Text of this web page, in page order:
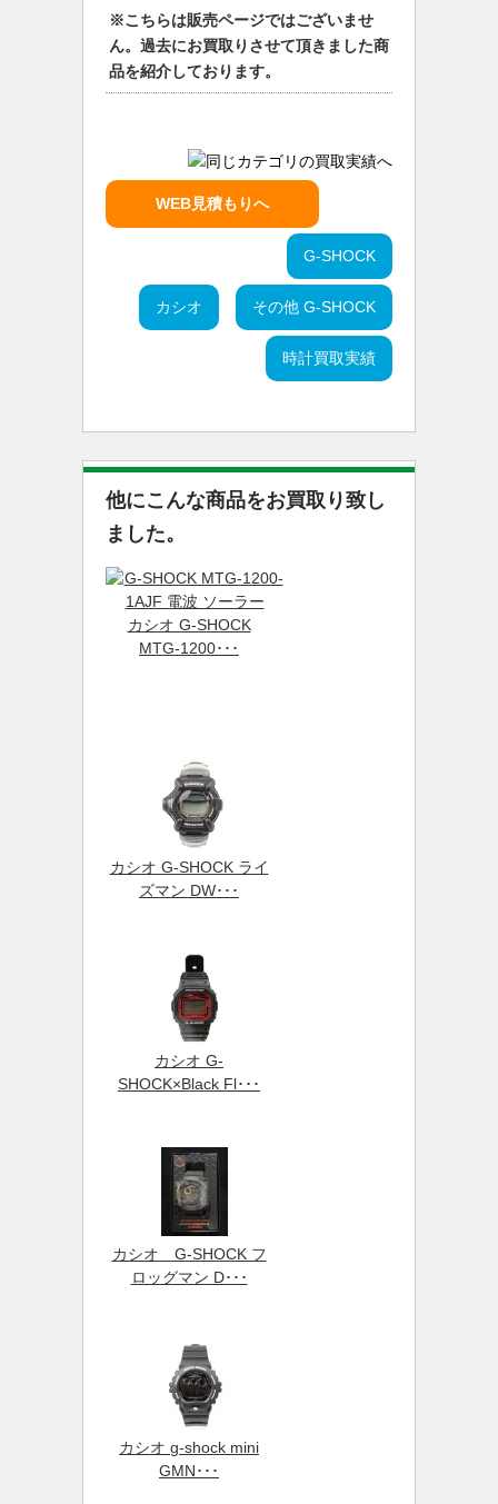
※こちらは販売ページではございませ
ん。過去にお買取りさせて頂きました商
品を紹介しております。
WEB見積もりへ
G-SHOCK
その他 G-SHOCK
カシオ
時計買取実績
他にこんな商品をお買取り致し
ました。
カシオ G-SHOCK
MTG-1200･･･
カシオ G-SHOCK ライ
ズマン DW･･･
カシオ G-
SHOCK×Black Fl･･･
カシオ G-SHOCK フ
ロッグマン D･･･
カシオ g-shock mini
GMN･･･